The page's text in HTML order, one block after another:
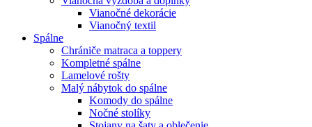
Vianočné dekorácie
Vianočný textil
Spálne
Chrániče matraca a toppery
Kompletné spálne
Lamelové rošty
Malý nábytok do spálne
Komody do spálne
Nočné stolíky